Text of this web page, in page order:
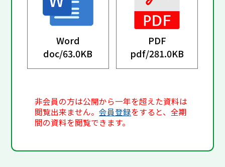
Word
doc/63.0KB
PDF
pdf/281.0KB
非会員の方は公開から一年を超えた資料は
閲覧出来ません。会員登録をすると、全期
間の資料を閲覧できます。